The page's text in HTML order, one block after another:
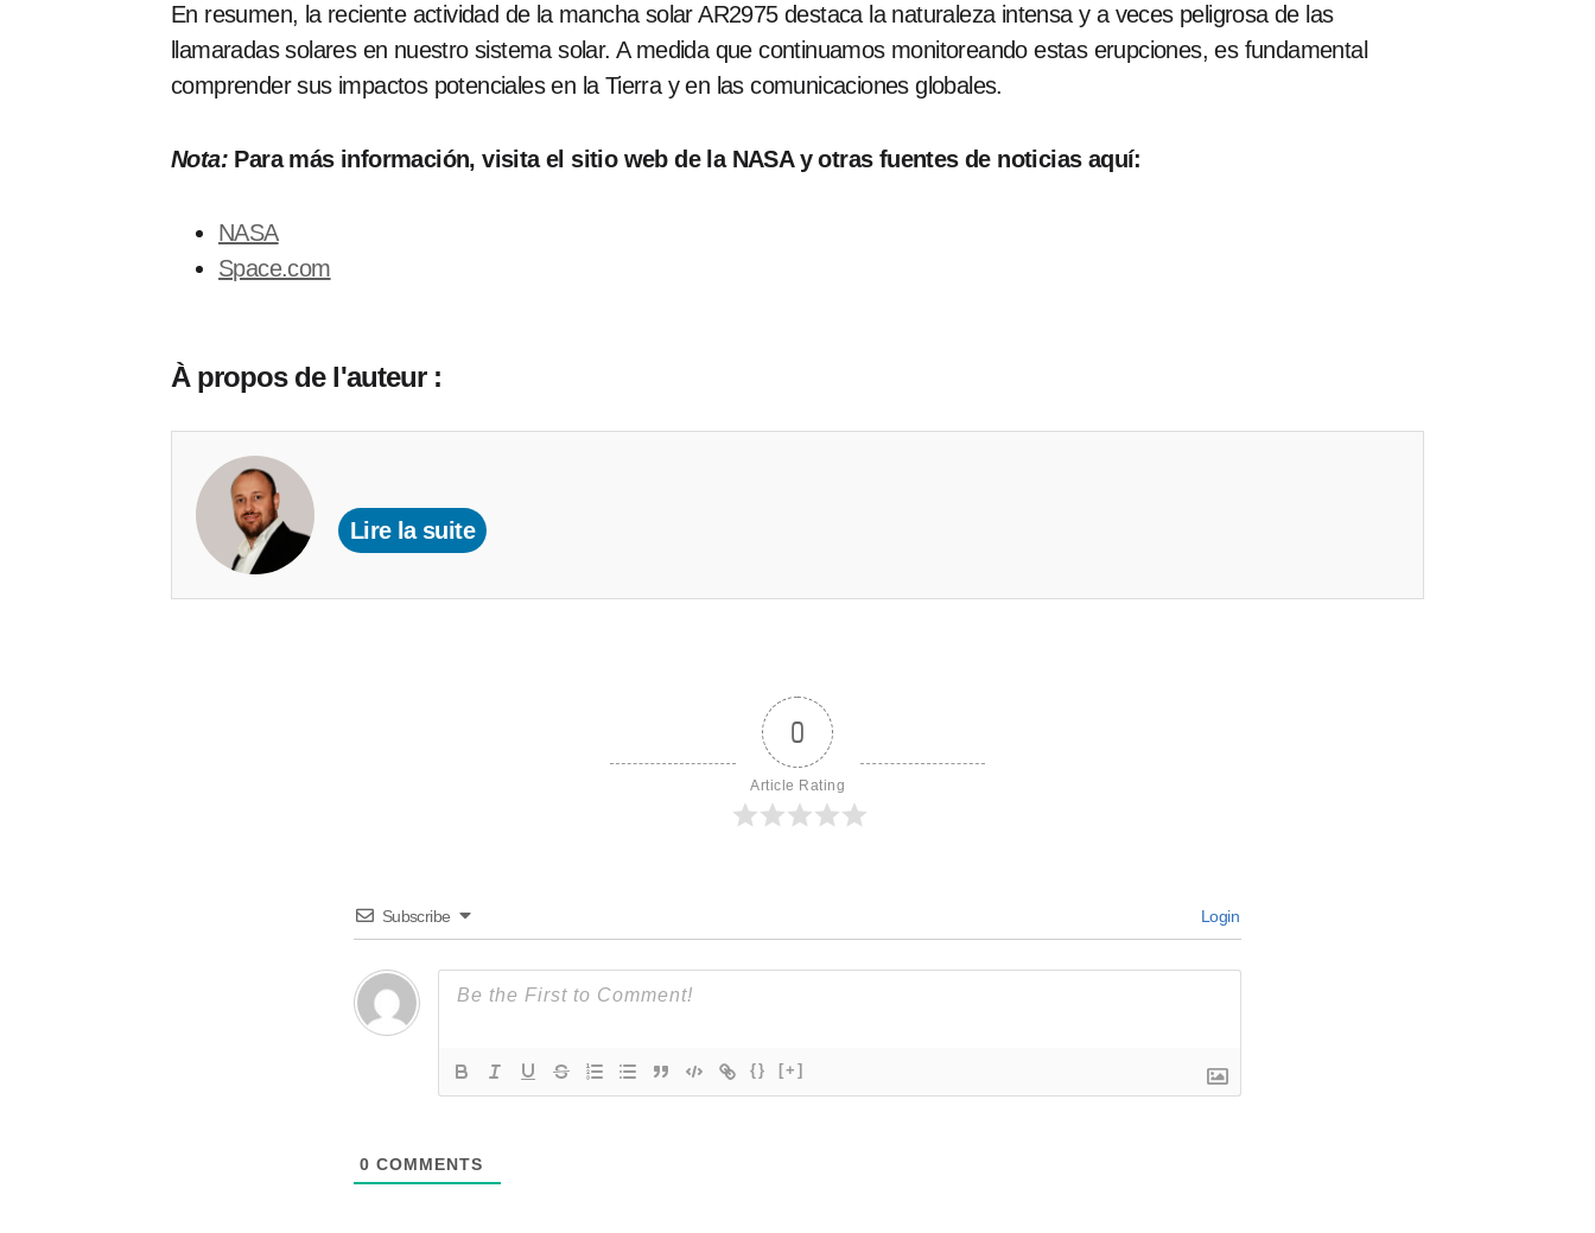
En resumen, la reciente actividad de la mancha solar AR2975 destaca la naturaleza intensa y a veces peligrosa de las
llamaradas solares en nuestro sistema solar. A medida que continuamos monitoreando estas erupciones, es fundamental
comprender sus impactos potenciales en la Tierra y en las comunicaciones globales.
Nota: Para más información, visita el sitio web de la NASA y otras fuentes de noticias aquí:
NASA
Space.com
À propos de l'auteur :
Lire la suite
0
Article Rating
Subscribe Login
{} [+]
0 COMMENTS